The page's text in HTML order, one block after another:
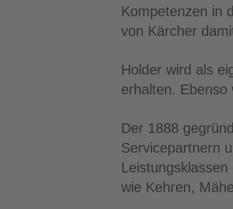
Kompetenzen in
von Kärcher
Holder wird als
erhalten. Ebenso
Der 1888
Servicepartnern
wie Kehren,